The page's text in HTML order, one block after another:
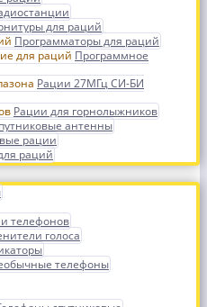
для раций
Программаторы для раций
Программное
Рации 27МГц СИ-БИ
Рации для горнолыжников
антенны
рации
раций
телефонов
голоса
телефоны